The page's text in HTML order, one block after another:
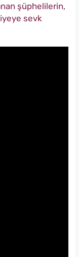
şüphelilerin,
sevk